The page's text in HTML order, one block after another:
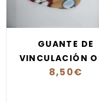
GUANTE DE
VINCULACIÓN
8,50€